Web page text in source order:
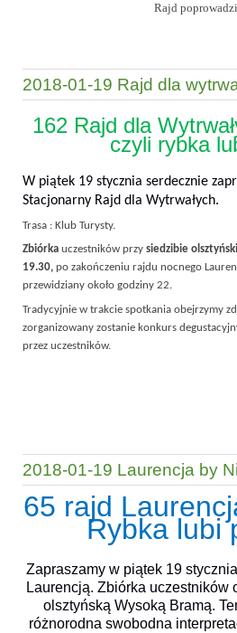
Rajd
2018-01-19 Rajd dla
162 Rajd dla
czyli rybka
W piątek 19 stycznia serdecznie
Stacjonarny Rajd dla Wytrwałych.
Trasa : Klub Turysty.
Zbiórka uczestników przy siedzibie
19.30, po zakończeniu rajdu nocnego
przewidziany około godziny 22.
Tradycyjnie w trakcie spotkania obejrzymy
zorganizowany zostanie konkurs
przez uczestników.
2018-01-19 Laurencja by
65 rajd
Rybka lubi
Zapraszamy w piątek 19
Laurencją. Zbiórka uczestników
olsztyńską Wysoką Bramą.
różnorodna swobodna